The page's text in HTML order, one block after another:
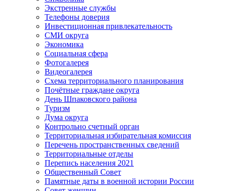
Экстренные службы
Телефоны доверия
Инвестиционная привлекательность
СМИ округа
Экономика
Социальная сфера
Фотогалерея
Видеогалерея
Схема территориального планирования
Почётные граждане округа
День Шпаковского района
Туризм
Дума округа
Контрольно счетный орган
Территориальная избирательная комиссия
Перечень пространственных сведений
Территориальные отделы
Перепись населения 2021
Общественный Совет
Памятные даты в военной истории России